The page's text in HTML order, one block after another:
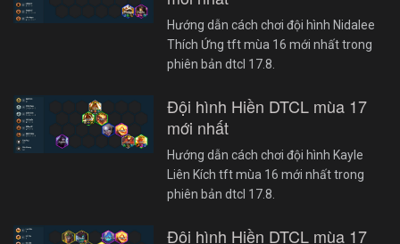
Hướng dẫn cách chơi đội hình Nidalee
Thích Ứng tft mùa 16 mới nhất trong
phiên bản dtcl 17.8.
Đội hình Hiền DTCL mùa 17
mới nhất
Hướng dẫn cách chơi đội hình Kayle
Liên Kích tft mùa 16 mới nhất trong
phiên bản dtcl 17.8.
Đội hình Hiền DTCL mùa 17